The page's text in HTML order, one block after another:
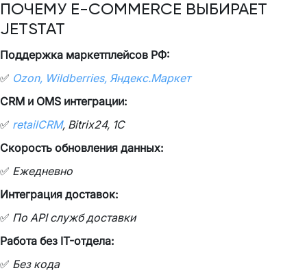
ПОЧЕМУ E-COMMERCE ВЫБИРАЕТ
JETSTAT
Поддержка маркетплейсов РФ:
✅ Ozon, Wildberries, Яндекс.Маркет
CRM и OMS интеграции:
✅ retailCRM, Bitrix24, 1C
Скорость обновления данных:
✅ Ежедневно
Интеграция доставок:
✅ По API служб доставки
Работа без IT-отдела:
✅ Без кода